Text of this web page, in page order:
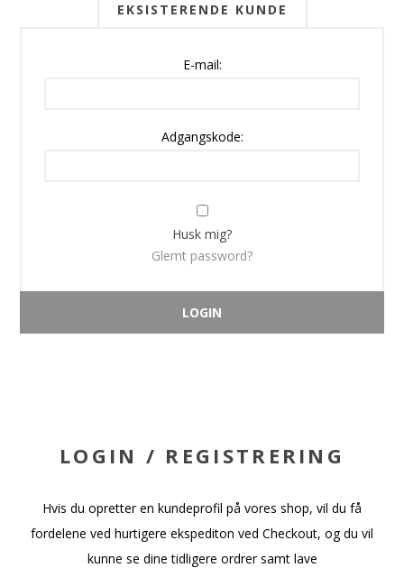
EKSISTERENDE KUNDE
E-mail:
Adgangskode:
Husk mig?
Glemt password?
LOGIN / REGISTRERING
Hvis du opretter en kundeprofil på vores shop, vil du få
fordelene ved hurtigere ekspediton ved Checkout, og du vil
kunne se dine tidligere ordrer samt lave